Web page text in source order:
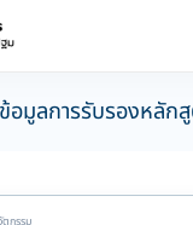
มูลการรับรองหลัก